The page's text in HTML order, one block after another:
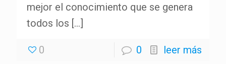
mejor el conocimiento que se genera
todos los […]
0 0 leer más